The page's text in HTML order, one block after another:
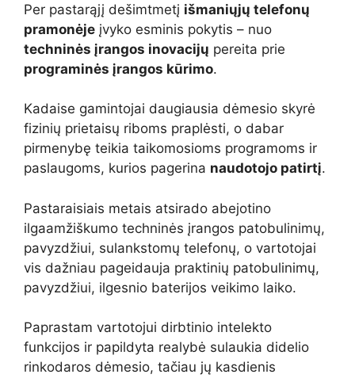
Per pastarąjį dešimtmetį išmaniųjų telefonų
pramonėje įvyko esminis pokytis – nuo
techninės įrangos inovacijų pereita prie
programinės įrangos kūrimo.
Kadaise gamintojai daugiausia dėmesio skyrė
fizinių prietaisų riboms praplėsti, o dabar
pirmenybę teikia taikomosioms programoms ir
paslaugoms, kurios pagerina naudotojo patirtį.
Pastaraisiais metais atsirado abejotino
ilgaamžiškumo techninės įrangos patobulinimų,
pavyzdžiui, sulankstomų telefonų, o vartotojai
vis dažniau pageidauja praktinių patobulinimų,
pavyzdžiui, ilgesnio baterijos veikimo laiko.
Paprastam vartotojui dirbtinio intelekto
funkcijos ir papildyta realybė sulaukia didelio
rinkodaros dėmesio, tačiau jų kasdienis